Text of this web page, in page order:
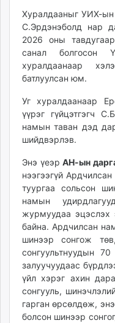
ugluu.mn
urlag.mn
unen.mn
asu.mn
shudarga.mn
shuurhai.mn
unuudur.mn
isee.mn
mglradio.com
fact.mn
itoim.mn
tumen.mn
shuum.mn
times.mn
tvmongolia.mn
mass.mn
unegui.mn
assa.mn
toim.mn
tac.mn
paparazzi.mn
Хуралдааныг УИХ-
С.Эрдэнэболд нар
2026 оны
санал болгосон
хуралдаанаар
батлуулсан юм.
Уг хуралдаанаар
үүрэг гүйцэтгэгч
намын таван дэд
шийдвэрлэв.
Энэ үеэр АН-ын
нээгээгүй
туургаа сольсон
намын
журмуудаа эцэслэх
байна. Ардчилсан
шинээр сонгож
сонгуультнуудын
залуучуудаас
үйл хэрэг ахин
сонгууль,
гарган өрсөлдөж,
болсон шинээр